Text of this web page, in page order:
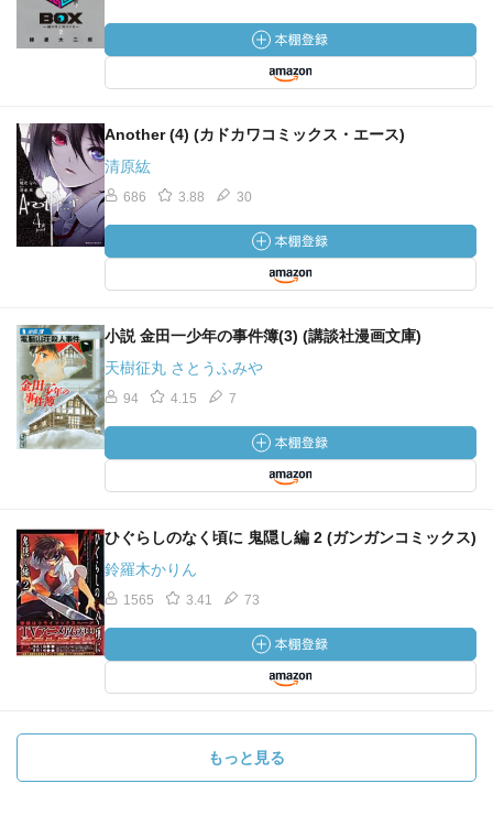
Another (4) (カドカワコミックス・エース)
清原紘
686 3.88 30
小説 金田一少年の事件簿(3) (講談社漫画文庫)
天樹征丸 さとうふみや
94 4.15 7
ひぐらしのなく頃に 鬼隠し編 2 (ガンガンコミックス)
鈴羅木かりん
1565 3.41 73
もっと見る